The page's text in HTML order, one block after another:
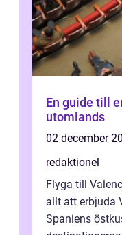
En guide till
utomlands
02 december
redaktionel
Flyga till
allt att erbjuda
Spaniens